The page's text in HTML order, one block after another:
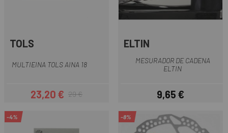
TOLS
MULTIEINA TOLS AINA 18
Preu
23,20 €Preu regular
29 €
ELTIN
MESURADOR DE CADENA
ELTIN
Preu
9,65 €
-4% -8%